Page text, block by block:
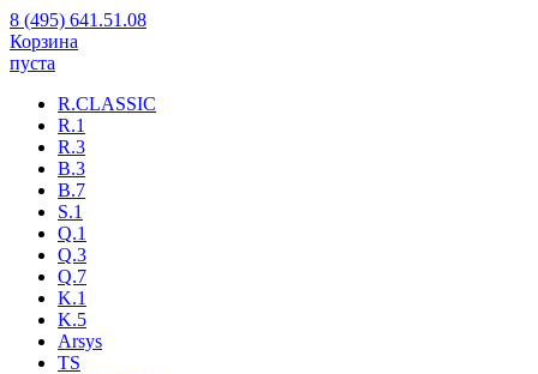
8 (495) 641.51.08
Корзина
пуста
R.CLASSIC
R.1
R.3
B.3
B.7
S.1
Q.1
Q.3
Q.7
K.1
K.5
Arsys
TS